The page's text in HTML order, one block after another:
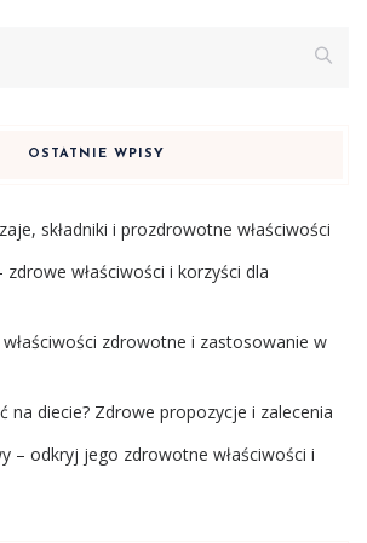
OSTATNIE WPISY
składniki i prozdrowotne właściwości
zdrowe właściwości i korzyści dla
zdrowotne i zastosowanie w
na diecie? Zdrowe propozycje i zalecenia
– odkryj jego zdrowotne właściwości i